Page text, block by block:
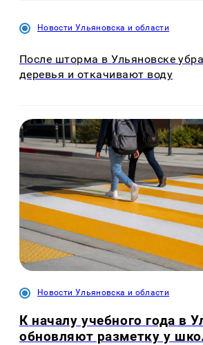
Новости Ульяновска и области
После шторма в Ульяновске
деревья и откачивают воду
Новости Ульяновска и области
К началу учебного года в
обновляют разметку у